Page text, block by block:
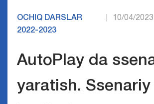
OCHIQ DARSLAR
2022-2023
10/04/2023
AutoPlay dа
yarаtish. Ssenаriy